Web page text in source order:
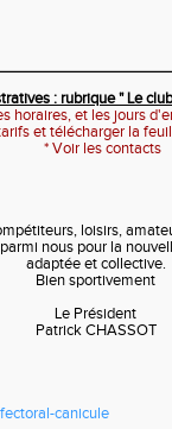
: rubrique " Le
horaires, et les jours
et télécharger la
*Voir les contacts
loisirs,
nous pour la
adaptée et collective.
Bien sportivement
Le Président
Patrick CHASSOT
canicule